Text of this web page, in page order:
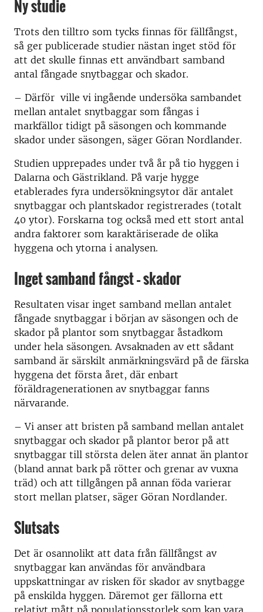
Ny studie
Trots den tilltro som tycks finnas för fällfångst,
så ger publicerade studier nästan inget stöd för
att det skulle finnas ett användbart samband
antal fångade snytbaggar och skador.
– Därför ville vi ingående undersöka sambandet
mellan antalet snytbaggar som fångas i
markfällor tidigt på säsongen och kommande
skador under säsongen, säger Göran Nordlander.
Studien upprepades under två år på tio hyggen i
Dalarna och Gästrikland. På varje hygge
etablerades fyra undersökningsytor där antalet
snytbaggar och plantskador registrerades (totalt
40 ytor). Forskarna tog också med ett stort antal
andra faktorer som karaktäriserade de olika
hyggena och ytorna i analysen.
Inget samband fångst – skador
Resultaten visar inget samband mellan antalet
fångade snytbaggar i början av säsongen och de
skador på plantor som snytbaggar åstadkom
under hela säsongen. Avsaknaden av ett sådant
samband är särskilt anmärkningsvärd på de färska
hyggena det första året, där enbart
föräldragenerationen av snytbaggar fanns
närvarande.
– Vi anser att bristen på samband mellan antalet
snytbaggar och skador på plantor beror på att
snytbaggar till största delen äter annat än plantor
(bland annat bark på rötter och grenar av vuxna
träd) och att tillgången på annan föda varierar
stort mellan platser, säger Göran Nordlander.
Slutsats
Det är osannolikt att data från fällfångst av
snytbaggar kan användas för användbara
uppskattningar av risken för skador av snytbagge
på enskilda hyggen. Däremot ger fällorna ett
relativt mått på populationsstorlek som kan vara